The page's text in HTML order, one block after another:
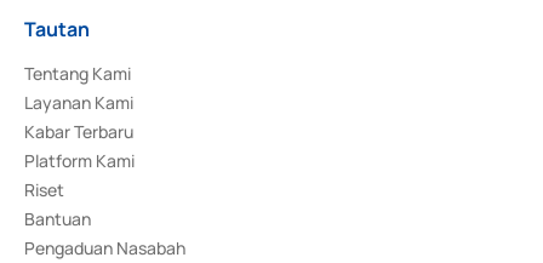
Tautan
Tentang Kami
Layanan Kami
Kabar Terbaru
Platform Kami
Riset
Bantuan
Pengaduan Nasabah